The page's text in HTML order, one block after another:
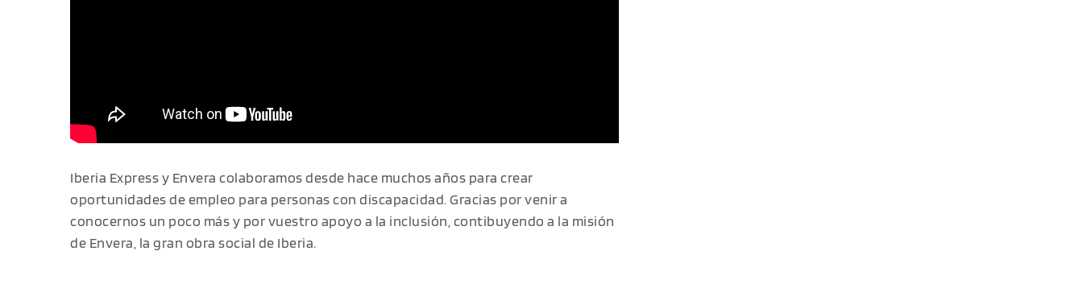
Iberia Express y Envera colaboramos desde hace muchos años para crear
oportunidades de empleo para personas con discapacidad. Gracias por venir a
conocernos un poco más y por vuestro apoyo a la inclusión, contibuyendo a la misión
de Envera, la gran obra social de Iberia.